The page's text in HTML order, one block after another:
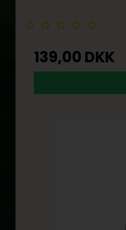
139,00 DKK